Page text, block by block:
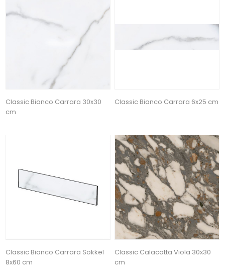
Classic Bianco Carrara 30x30
cm
Classic Bianco Carrara 6x25 cm
Classic Bianco Carrara Sokkel
8x60 cm
Classic Calacatta Viola 30x30
cm